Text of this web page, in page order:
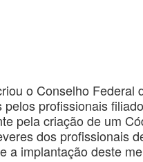
o Conselho Federal
profissionais
pela criação de um
dos profissionais
a implantação deste